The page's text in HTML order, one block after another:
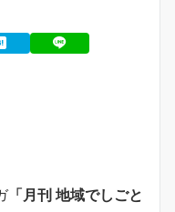
「月刊 地域でしごと